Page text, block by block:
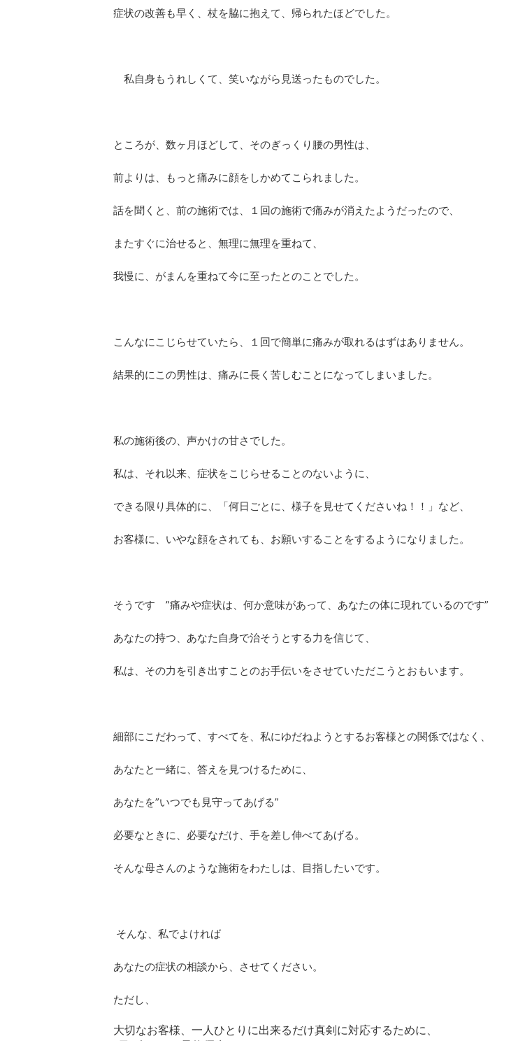
症状の改善も早く、杖を脇に抱えて、帰られたほどでした。
私自身もうれしくて、笑いながら見送ったものでした。
ところが、数ヶ月ほどして、そのぎっくり腰の男性は、
前よりは、もっと痛みに顔をしかめてこられました。
話を聞くと、前の施術では、１回の施術で痛みが消えたようだったので、
またすぐに治せると、無理に無理を重ねて、
我慢に、がまんを重ねて今に至ったとのことでした。
こんなにこじらせていたら、１回で簡単に痛みが取れるはずはありません。
結果的にこの男性は、痛みに長く苦しむことになってしまいました。
私の施術後の、声かけの甘さでした。
私は、それ以来、症状をこじらせることのないように、
できる限り具体的に、「何日ごとに、様子を見せてくださいね！！」など、
お客様に、いやな顔をされても、お願いすることをするようになりました。
そうです ”痛みや症状は、何か意味があって、あなたの体に現れているのです”
あなたの持つ、あなた自身で治そうとする力を信じて、
私は、その力を引き出すことのお手伝いをさせていただこうとおもいます。
細部にこだわって、すべてを、私にゆだねようとするお客様との関係ではなく、
あなたと一緒に、答えを見つけるために、
あなたを”いつでも見守ってあげる”
必要なときに、必要なだけ、手を差し伸べてあげる。
そんな母さんのような施術をわたしは、目指したいです。
そんな、私でよければ
あなたの症状の相談から、させてください。
ただし、
大切なお客様、一人ひとりに出来るだけ真剣に対応するために、